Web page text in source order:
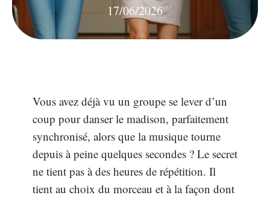
17/06/2026
Vous avez déjà vu un groupe se lever d’un
coup pour danser le madison, parfaitement
synchronisé, alors que la musique tourne
depuis à peine quelques secondes ? Le secret
ne tient pas à des heures de répétition. Il
tient au choix du morceau et à la façon dont